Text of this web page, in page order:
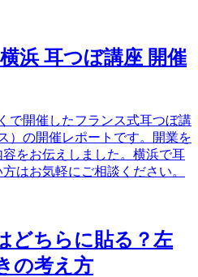
横浜 耳つぼ講座 開催
で開催したフランス式耳つぼ講
）の開催レポートです。開業を
をお伝えしました。横浜で耳
はお気軽にご相談ください。
どちらに貼る？左
の考え方